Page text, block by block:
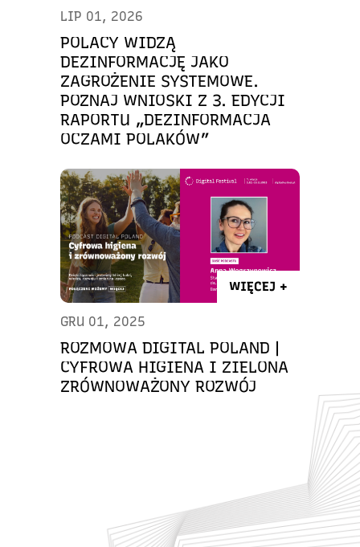
LIP 01, 2026
POLACY WIDZĄ
DEZINFORMACJĘ JAKO
ZAGROŻENIE SYSTEMOWE.
POZNAJ WNIOSKI Z 3. EDYCJI
RAPORTU „DEZINFORMACJA
OCZAMI POLAKÓW”
WIĘCEJ +
GRU 01, 2025
ROZMOWA DIGITAL POLAND |
CYFROWA HIGIENA I ZIELONA
ZRÓWNOWAŻONY ROZWÓJ